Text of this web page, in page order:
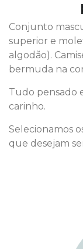
Conjunto
superior e
algodão).
bermuda na
Tudo pensado
carinho.
Selecionamos
que desejam